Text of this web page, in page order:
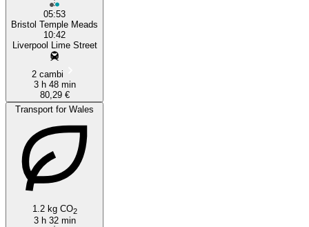
05:53
Bristol Temple Meads
10:42
Liverpool Lime Street
2 cambi
3 h 48 min
80,29 €
Transport for Wales
1.2 kg CO2
3 h 32 min